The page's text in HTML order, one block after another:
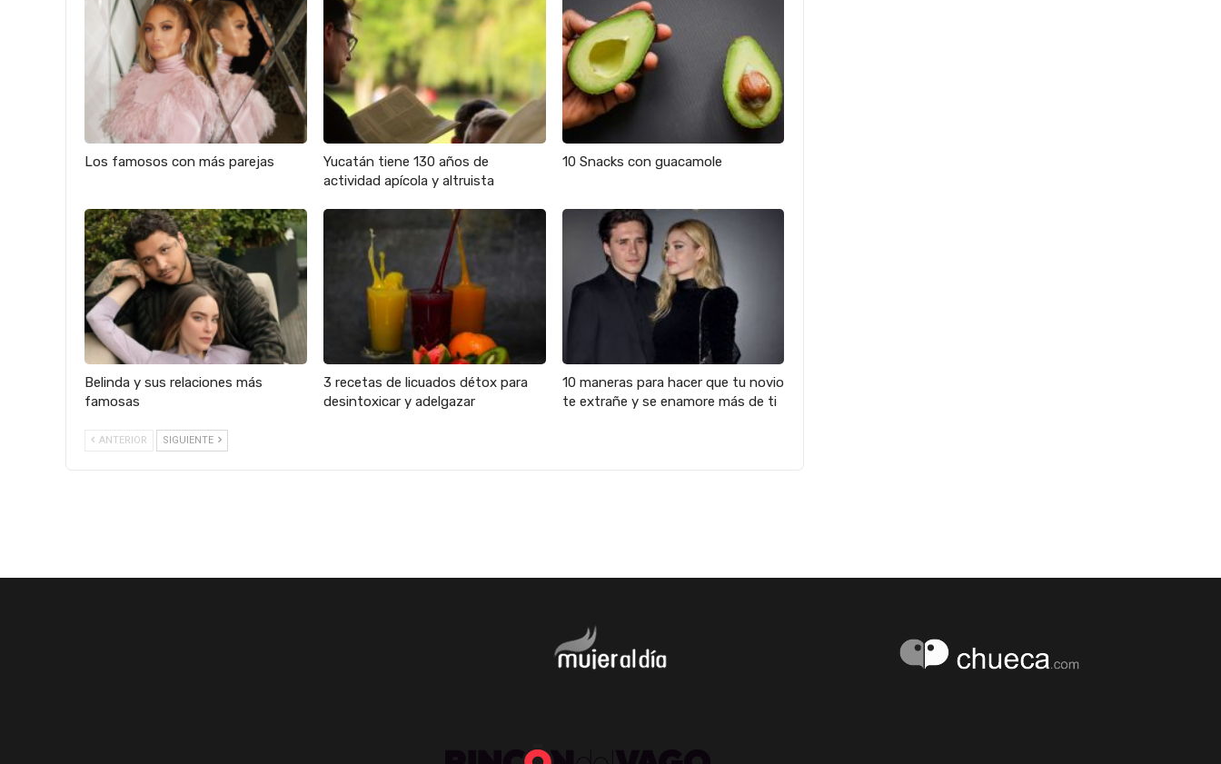
Los famosos con más parejas
Yucatán tiene 130 años de
actividad apícola y altruista
10 Snacks con guacamole
Belinda y sus relaciones más
famosas
3 recetas de licuados détox para
desintoxicar y adelgazar
10 maneras para hacer que tu novio
te extrañe y se enamore más de ti
ANTERIOR SIGUIENTE